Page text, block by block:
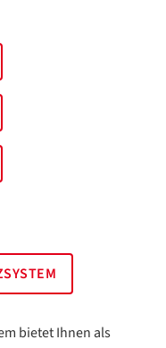
bietet Ihnen als